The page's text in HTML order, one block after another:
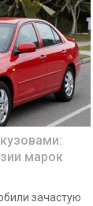
марок
зачастую